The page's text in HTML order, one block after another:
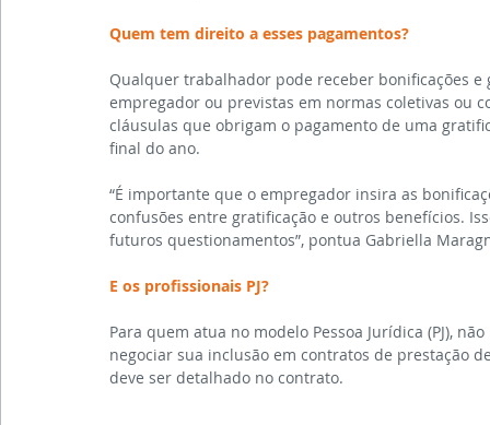
Quem tem direito a esses pagamentos?
Qualquer trabalhador pode receber bonificações
empregador ou previstas em normas coletivas ou
cláusulas que obrigam o pagamento de uma
final do ano.
“É importante que o empregador insira as
confusões entre gratificação e outros benefícios.
futuros questionamentos”, pontua Gabriella
E os profissionais PJ?
Para quem atua no modelo Pessoa Jurídica (PJ),
negociar sua inclusão em contratos de prestação
deve ser detalhado no contrato.